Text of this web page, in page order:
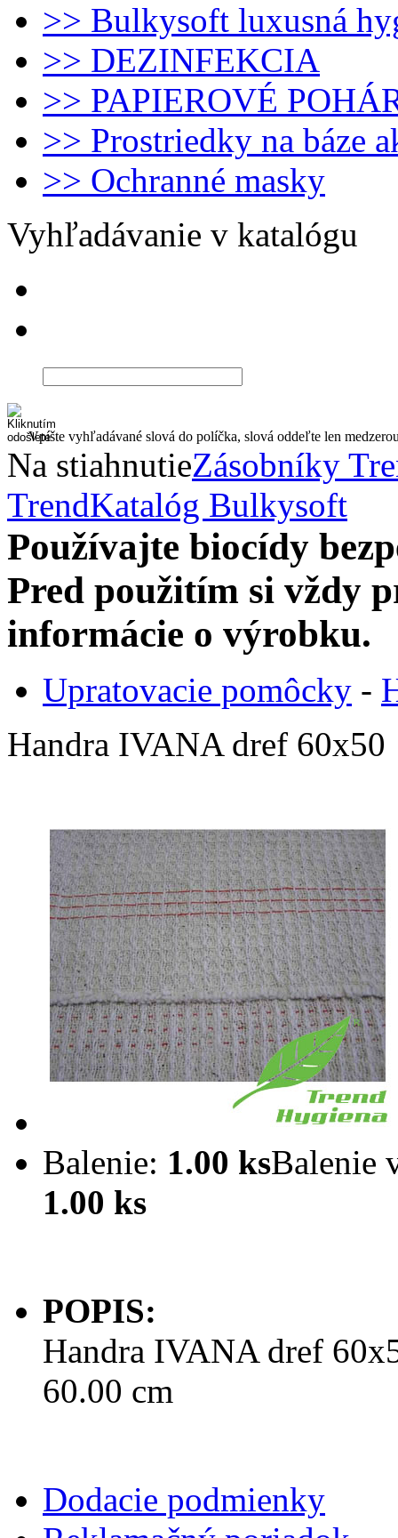
>> Bulkysoft luxusná
>> DEZINFEKCIA
>> PAPIEROVÉ
>> Prostriedky na báze
>> Ochranné masky
Vyhľadávanie v katalógu
Vpíšte vyhľadávané slová do políčka, slová oddeľte len
Na stiahnutieZásobníky
TrendKatalóg Bulkysoft
Používajte biocídy
Pred použitím si vždy
informácie o výrobku.
Upratovacie pomôcky -
Handra IVANA dref 60x50
Balenie: 1.00 ksBalenie
1.00 ks
POPIS:
Handra IVANA dref
60.00 cm
Dodacie podmienky